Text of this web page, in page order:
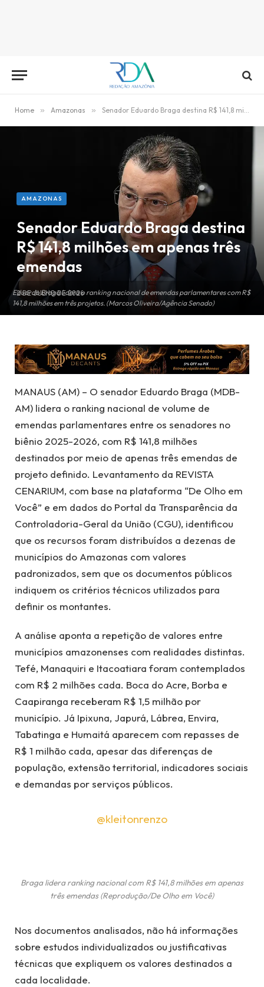
Home » Amazonas » Senador Eduardo Braga destina R$ 141,8 milhões em apenas três emendas
Eduardo Braga lidera o ranking nacional de emendas parlamentares com R$
141,8 milhões em três projetos. (Marcos Oliveira/Agência Senado)
AMAZONAS
Senador Eduardo Braga destina
R$ 141,8 milhões em apenas três
emendas
2 DE JULHO DE 2026
MANAUS (AM) – O senador Eduardo Braga (MDB-
AM) lidera o ranking nacional de volume de
emendas parlamentares entre os senadores no
biênio 2025-2026, com R$ 141,8 milhões
destinados por meio de apenas três emendas de
projeto definido. Levantamento da REVISTA
CENARIUM, com base na plataforma “De Olho em
Você” e em dados do Portal da Transparência da
Controladoria-Geral da União (CGU), identificou
que os recursos foram distribuídos a dezenas de
municípios do Amazonas com valores
padronizados, sem que os documentos públicos
indiquem os critérios técnicos utilizados para
definir os montantes.
A análise aponta a repetição de valores entre
municípios amazonenses com realidades distintas.
Tefé, Manaquiri e Itacoatiara foram contemplados
com R$ 2 milhões cada. Boca do Acre, Borba e
Caapiranga receberam R$ 1,5 milhão por
município. Já Ipixuna, Japurá, Lábrea, Envira,
Tabatinga e Humaitá aparecem com repasses de
R$ 1 milhão cada, apesar das diferenças de
população, extensão territorial, indicadores sociais
e demandas por serviços públicos.
@kleitonrenzo
Braga lidera ranking nacional com R$ 141,8 milhões em apenas
três emendas (Reprodução/De Olho em Você)
Nos documentos analisados, não há informações
sobre estudos individualizados ou justificativas
técnicas que expliquem os valores destinados a
cada localidade.